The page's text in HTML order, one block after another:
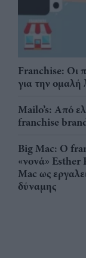
Franchise: Οι
για την ομαλή
Mailo’s: Από
franchise
Big Mac: Ο
«νονά» Esther
Mac ως
δύναμης